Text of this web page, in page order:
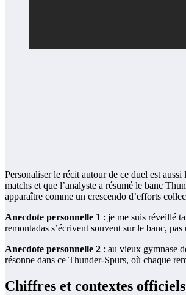
Personaliser le récit autour de ce duel est
matchs et que l’analyste a résumé le banc
apparaître comme un crescendo d’efforts
Anecdote personnelle 1 : je me suis réveillé
remontadas s’écrivent souvent sur le banc,
Anecdote personnelle 2 : au vieux gymnase
résonne dans ce Thunder-Spurs, où chaque
Chiffres et contextes officiels